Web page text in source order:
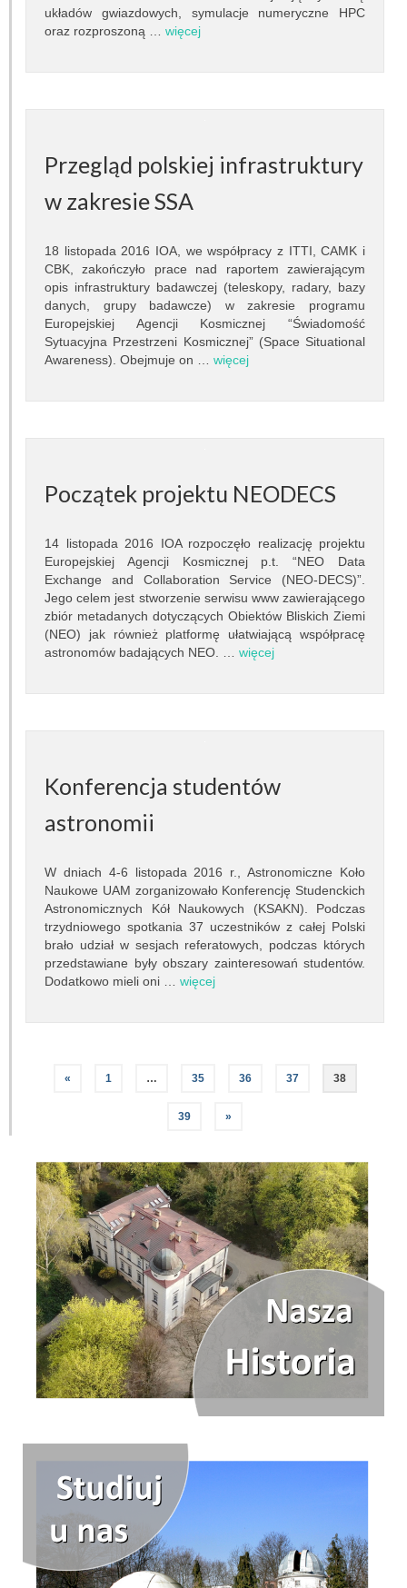
Projekty
Jak zostać studentem
Programy studiów
Opisy przedmiotów
Plany zajęć
Dyżury pracowników
Koło naukowe
Absolwenci
Ogłoszenia i dokumenty
POPULARYZACJA
Inna działalność
Fundacja Ziemia i Kosmos
Noc Naukowców
Układ Słoneczny przy Słonecznej 36
Meteoryt Morasko
Dla miłośników
układów gwiazdowych, symulacje numeryczne HPC
oraz rozproszoną … więcej
Przegląd polskiej infrastruktury
w zakresie SSA
18 listopada 2016 IOA, we współpracy z ITTI, CAMK i
CBK, zakończyło prace nad raportem zawierającym
opis infrastruktury badawczej (teleskopy, radary, bazy
danych, grupy badawcze) w zakresie programu
Europejskiej Agencji Kosmicznej “Świadomość
Sytuacyjna Przestrzeni Kosmicznej” (Space Situational
Awareness). Obejmuje on … więcej
Początek projektu NEODECS
14 listopada 2016 IOA rozpoczęło realizację projektu
Europejskiej Agencji Kosmicznej p.t. “NEO Data
Exchange and Collaboration Service (NEO-DECS)”.
Jego celem jest stworzenie serwisu www zawierającego
zbiór metadanych dotyczących Obiektów Bliskich Ziemi
(NEO) jak również platformę ułatwiającą współpracę
astronomów badających NEO. … więcej
Konferencja studentów
astronomii
W dniach 4-6 listopada 2016 r., Astronomiczne Koło
Naukowe UAM zorganizowało Konferencję Studenckich
Astronomicznych Kół Naukowych (KSAKN). Podczas
trzydniowego spotkania 37 uczestników z całej Polski
brało udział w sesjach referatowych, podczas których
przedstawiane były obszary zainteresowań studentów.
Dodatkowo mieli oni … więcej
« 1 … 35 36 37 38
39 »